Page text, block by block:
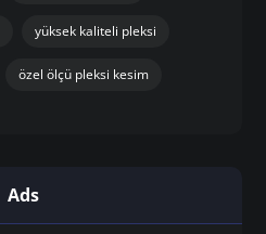
yüksek kaliteli pleksi
özel ölçü pleksi kesim
Ads